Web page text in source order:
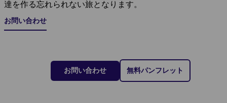
達を作る忘れられない旅となります。
お問い合わせ
お問い合わせ 無料パンフレット